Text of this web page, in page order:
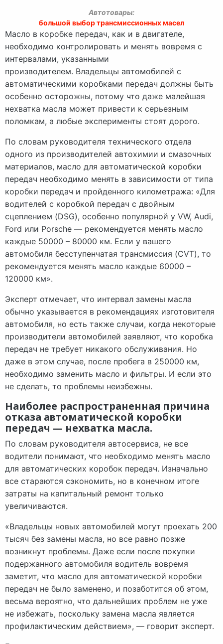
Автотовары:
большой выбор трансмиссионных масел
Масло в коробке передач, как и в двигателе,
необходимо контролировать и менять вовремя с
интервалами, указанными
производителем. Владельцы автомобилей с
автоматическими коробками передач должны быть
особенно осторожны, потому что даже малейшая
нехватка масла может привести к серьезным
поломкам, а любые эксперименты стоят дорого.
По словам руководителя технического отдела
одного из производителей автохимии и смазочных
материалов, масло для автоматической коробки
передач необходимо менять в зависимости от типа
коробки передач и пройденного километража: «Для
водителей с коробкой передач с двойным
сцеплением (DSG), особенно популярной у VW, Audi,
Ford или Porsche — рекомендуется менять масло
каждые 50000 – 80000 км. Если у вашего
автомобиля бесступенчатая трансмиссия (CVT), то
рекомендуется менять масло каждые 60000 –
120000 км».
Эксперт отмечает, что интервал замены масла
обычно указывается в рекомендациях изготовителя
автомобиля, но есть также случаи, когда некоторые
производители автомобилей заявляют, что коробка
передач не требует никакого обслуживания. Но
даже в этом случае, после пробега в 250000 км,
необходимо заменить масло и фильтры. И если это
не сделать, то проблемы неизбежны.
Наиболее распространенная причина
отказа автоматической коробки
передач — нехватка масла.
По словам руководителя автосервиса, не все
водители понимают, что необходимо менять масло
для автоматических коробок передач. Изначально
все стараются сэкономить, но в конечном итоге
затраты на капитальный ремонт только
увеличиваются.
«Владельцы новых автомобилей могут проехать 200
тысяч без замены масла, но все равно позже
возникнут проблемы. Даже если после покупки
подержанного автомобиля водитель вовремя
заметит, что масло для автоматической коробки
передач не было заменено, и позаботится об этом,
весьма вероятно, что дальнейших проблем не уже
не избежать, поскольку замена масла является
профилактическим действием», — говорит эксперт.